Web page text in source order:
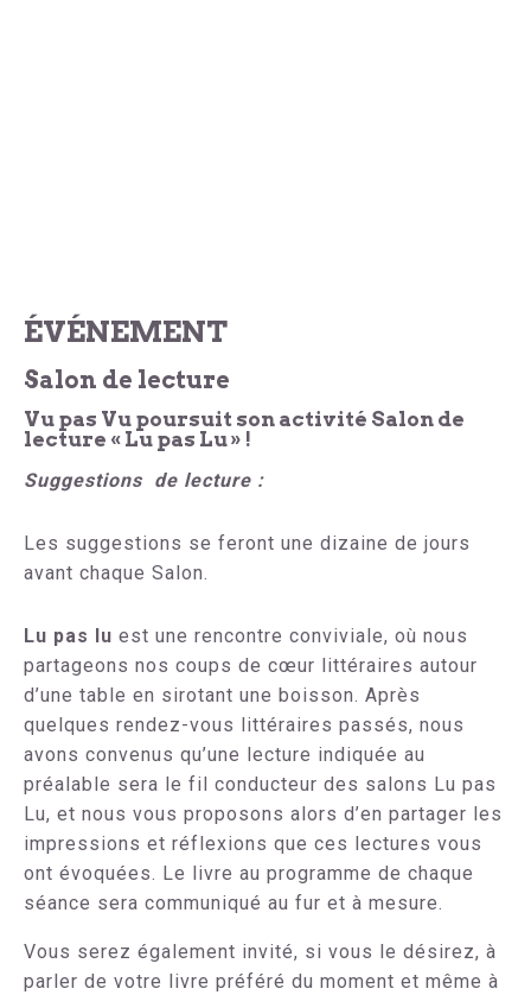
ÉVÉNEMENT
Salon de lecture
Vu pas Vu poursuit son activité Salon de
lecture « Lu pas Lu » !
Suggestions de lecture :
Les suggestions se feront une dizaine de jours
avant chaque Salon.
Lu pas lu est une rencontre conviviale, où nous
partageons nos coups de cœur littéraires autour
d’une table en sirotant une boisson. Après
quelques rendez-vous littéraires passés, nous
avons convenus qu’une lecture indiquée au
préalable sera le fil conducteur des salons Lu pas
Lu, et nous vous proposons alors d’en partager les
impressions et réflexions que ces lectures vous
ont évoquées. Le livre au programme de chaque
séance sera communiqué au fur et à mesure.
Vous serez également invité, si vous le désirez, à
parler de votre livre préféré du moment et même à